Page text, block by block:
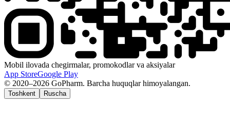
Mobil ilovada chegirmalar, promokodlar va aksiyalar
App StoreGoogle Play
© 2020–2026 GoPharm. Barcha huquqlar himoyalangan.
Toshkent Ruscha